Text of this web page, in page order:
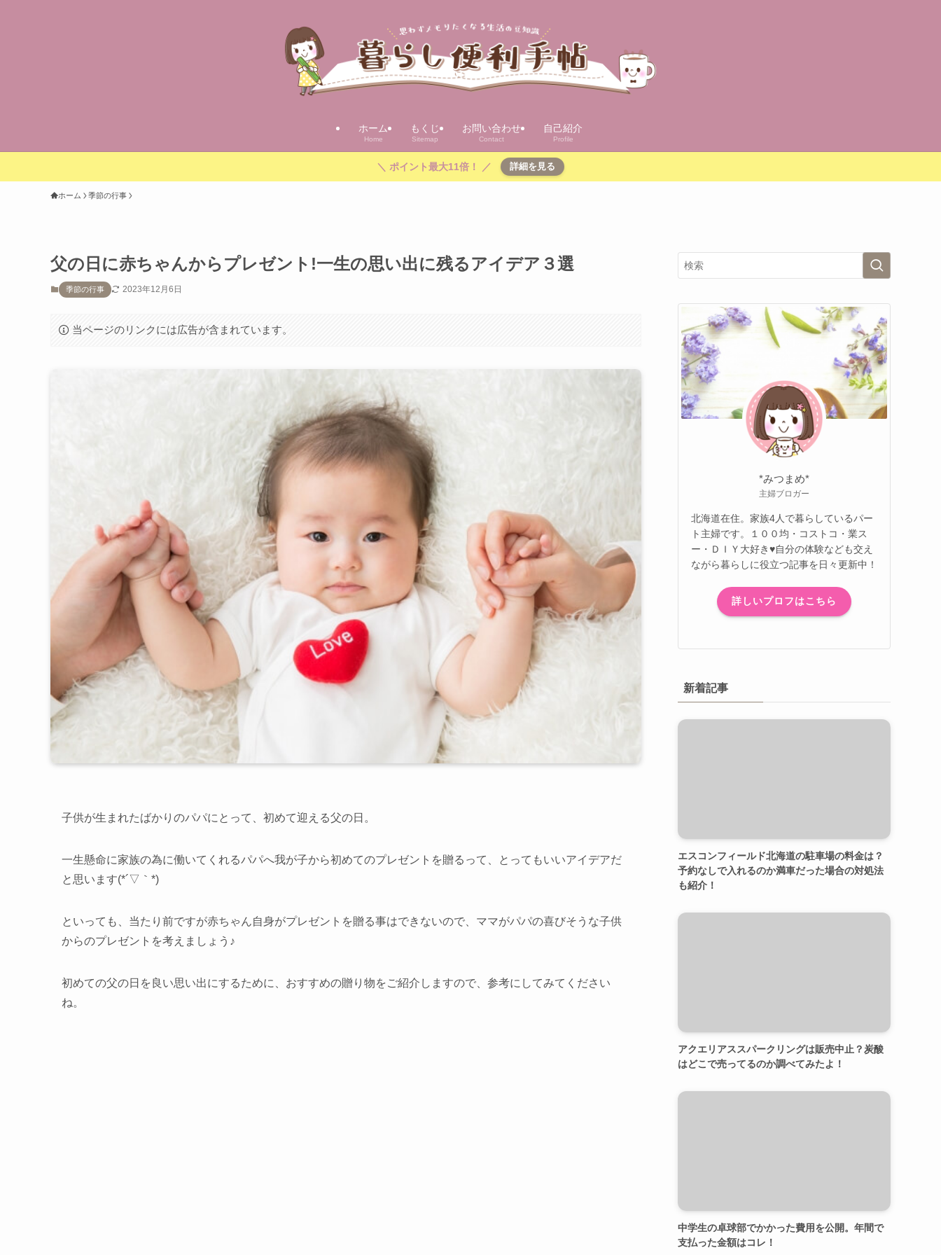
ホーム
Home
もくじ
Sitemap
お問い合わせ
Contact
自己紹介
Profile
＼ ポイント最大11倍！ ／ 詳細を見る
ホーム 季節の行事
父の日に赤ちゃんからプレゼント!一生の思い出に残るアイデア３選
季節の行事 2023年12月6日
当ページのリンクには広告が含まれています。
子供が生まれたばかりのパパにとって、初めて迎える父の日。
一生懸命に家族の為に働いてくれるパパへ我が子から初めてのプレゼントを贈るって、とってもいいアイデアだ
と思います(*´▽｀*)
といっても、当たり前ですが赤ちゃん自身がプレゼントを贈る事はできないので、ママがパパの喜びそうな子供
からのプレゼントを考えましょう♪
初めての父の日を良い思い出にするために、おすすめの贈り物をご紹介しますので、参考にしてみてください
ね。
*みつまめ*
主婦ブロガー
北海道在住。家族4人で暮らしているパー
ト主婦です。１００均・コストコ・業ス
ー・ＤＩＹ大好き♥自分の体験なども交え
ながら暮らしに役立つ記事を日々更新中！
詳しいプロフはこちら
新着記事
エスコンフィールド北海道の駐車場の料金は？
予約なしで入れるのか満車だった場合の対処法
も紹介！
アクエリアススパークリングは販売中止？炭酸
はどこで売ってるのか調べてみたよ！
中学生の卓球部でかかった費用を公開。年間で
支払った金額はコレ！